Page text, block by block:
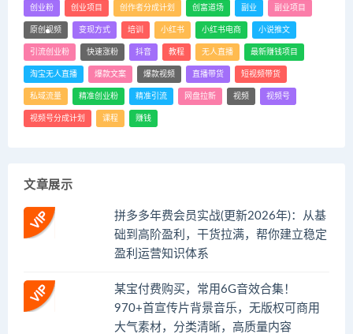
创业粉 创业项目 创作者分成计划 创富道场 副业 副业项目
原创视频 变现方式 培训 小红书 小红书电商 小说推文
引流创业粉 快速涨粉 抖音 教程 无人直播 最新赚钱项目
淘宝无人直播 爆款文案 爆款视频 直播带货 短视频带货
私域流量 精准创业粉 精准引流 网盘拉新 视频 视频号
视频号分成计划 课程 赚钱
文章展示
拼多多年费会员实战(更新2026年)：从基
础到高阶盈利，干货拉满，帮你建立稳定
盈利运营知识体系
某宝付费购买，常用6G音效合集！
970+首宣传片背景音乐，无版权可商用
大气素材，分类清晰，高质量内容